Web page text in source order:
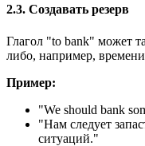
2.3. Создавать резерв
Глагол "to bank" может
либо, например,
Пример:
"We should bank
"Нам следует
ситуаций."